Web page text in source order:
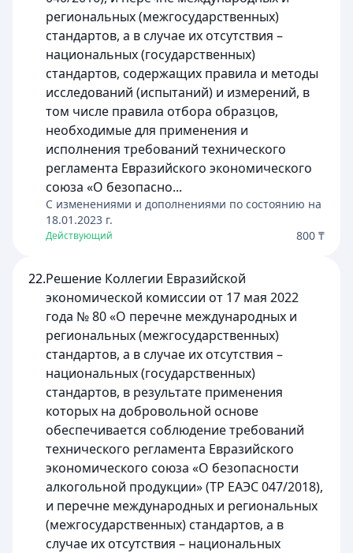
региональных (межгосударственных)
стандартов, а в случае их отсутствия –
национальных (государственных)
стандартов, содержащих правила и методы
исследований (испытаний) и измерений, в
том числе правила отбора образцов,
необходимые для применения и
исполнения требований технического
регламента Евразийского экономического
союза «О безопасно...
C изменениями и дополнениями по состоянию на
18.01.2023 г.
Действующий 800 ₸
22.Решение Коллегии Евразийской
экономической комиссии от 17 мая 2022
года № 80 «О перечне международных и
региональных (межгосударственных)
стандартов, а в случае их отсутствия –
национальных (государственных)
стандартов, в результате применения
которых на добровольной основе
обеспечивается соблюдение требований
технического регламента Евразийского
экономического союза «О безопасности
алкогольной продукции» (ТР ЕАЭС 047/2018),
и перечне международных и региональных
(межгосударственных) стандартов, а в
случае их отсутствия – национальных